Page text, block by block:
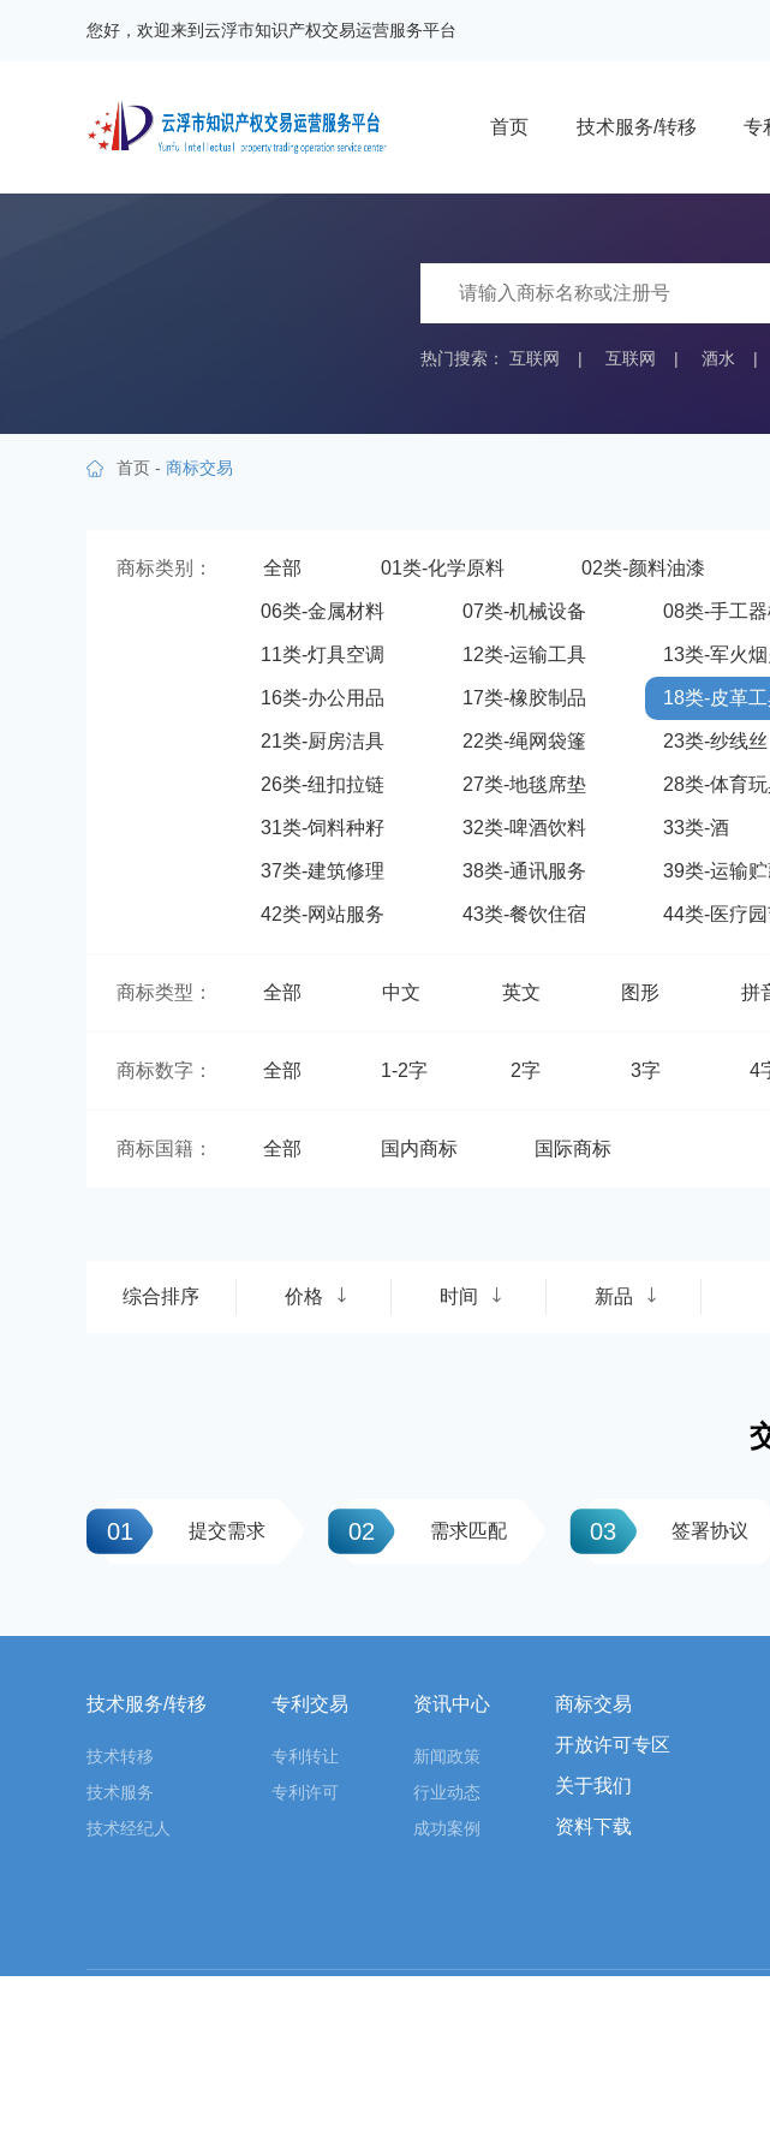
您好，欢迎来到云浮市知识产权交易运营服务平台
首页 技术服务/转移 专
热门搜索： 互联网 | 互联网 | 酒水 |
首页 - 商标交易
商标类别： 全部 01类-化学原料 02类-颜料油漆
06类-金属材料 07类-机械设备 08类-手工
11类-灯具空调 12类-运输工具 13类-军火烟
16类-办公用品 17类-橡胶制品 18类-皮革
21类-厨房洁具 22类-绳网袋篷 23类-纱线丝
26类-纽扣拉链 27类-地毯席垫 28类-体育
31类-饲料种籽 32类-啤酒饮料 33类-酒
37类-建筑修理 38类-通讯服务 39类-运输
42类-网站服务 43类-餐饮住宿 44类-医疗
商标类型： 全部 中文 英文 图形 拼
商标数字： 全部 1-2字 2字 3字 4
商标国籍： 全部 国内商标 国际商标
综合排序 价格 时间 新品
01 提交需求 02 需求匹配 03 签署协议
技术服务/转移
技术转移
技术服务
技术经纪人
专利交易
专利转让
专利许可
资讯中心
新闻政策
行业动态
成功案例
商标交易
开放许可专区
关于我们
资料下载